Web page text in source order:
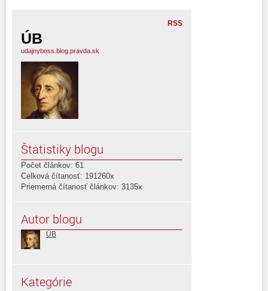
RSS
ÚB
udajnyboss.blog.pravda.sk
Štatistiky blogu
Počet článkov: 61
Celková čítanosť: 191260x
Priemerná čítanosť článkov: 3135x
Autor blogu
ÚB
Kategórie